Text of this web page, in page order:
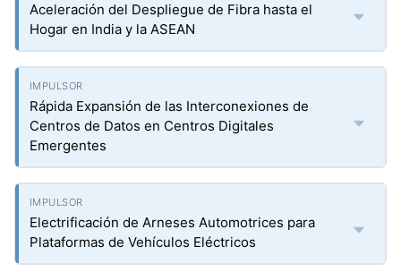
Aceleración del Despliegue de Fibra hasta el
Hogar en India y la ASEAN
Rápida Expansión de las Interconexiones de
Centros de Datos en Centros Digitales
Emergentes
Electrificación de Arneses Automotrices para
Plataformas de Vehículos Eléctricos